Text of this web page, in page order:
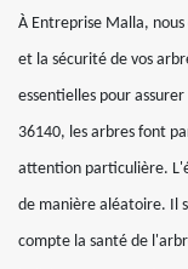
À Entreprise Malla,
et la sécurité de vos
essentielles pour
36140, les arbres font
attention particulière.
de manière aléatoire. Il
compte la santé de